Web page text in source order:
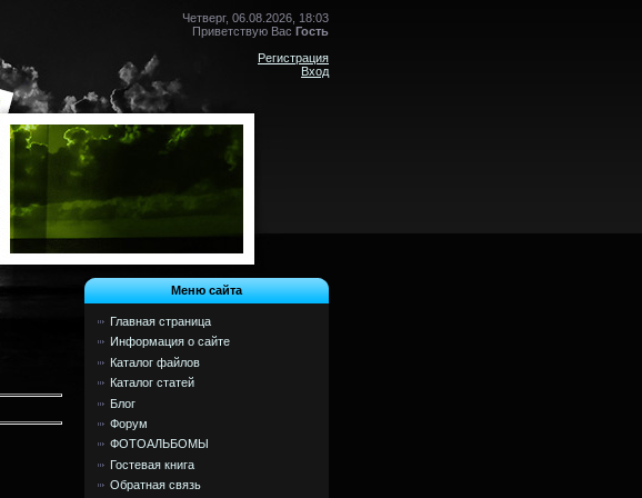
Четверг, 06.08.2026, 18:03
Приветствую Вас Гость
Регистрация
Вход
Меню сайта
Главная страница
Информация о сайте
Каталог файлов
Каталог статей
Блог
Форум
ФОТОАЛЬБОМЫ
Гостевая книга
Обратная связь